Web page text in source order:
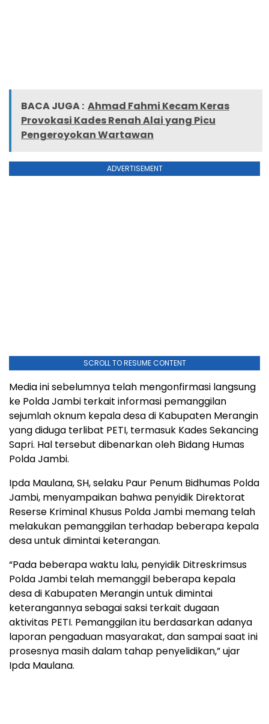
BACA JUGA : Ahmad Fahmi Kecam Keras
Provokasi Kades Renah Alai yang Picu
Pengeroyokan Wartawan
ADVERTISEMENT
SCROLL TO RESUME CONTENT
Media ini sebelumnya telah mengonfirmasi langsung
ke Polda Jambi terkait informasi pemanggilan
sejumlah oknum kepala desa di Kabupaten Merangin
yang diduga terlibat PETI, termasuk Kades Sekancing
Sapri. Hal tersebut dibenarkan oleh Bidang Humas
Polda Jambi.
Ipda Maulana, SH, selaku Paur Penum Bidhumas Polda
Jambi, menyampaikan bahwa penyidik Direktorat
Reserse Kriminal Khusus Polda Jambi memang telah
melakukan pemanggilan terhadap beberapa kepala
desa untuk dimintai keterangan.
“Pada beberapa waktu lalu, penyidik Ditreskrimsus
Polda Jambi telah memanggil beberapa kepala
desa di Kabupaten Merangin untuk dimintai
keterangannya sebagai saksi terkait dugaan
aktivitas PETI. Pemanggilan itu berdasarkan adanya
laporan pengaduan masyarakat, dan sampai saat ini
prosesnya masih dalam tahap penyelidikan,” ujar
Ipda Maulana.